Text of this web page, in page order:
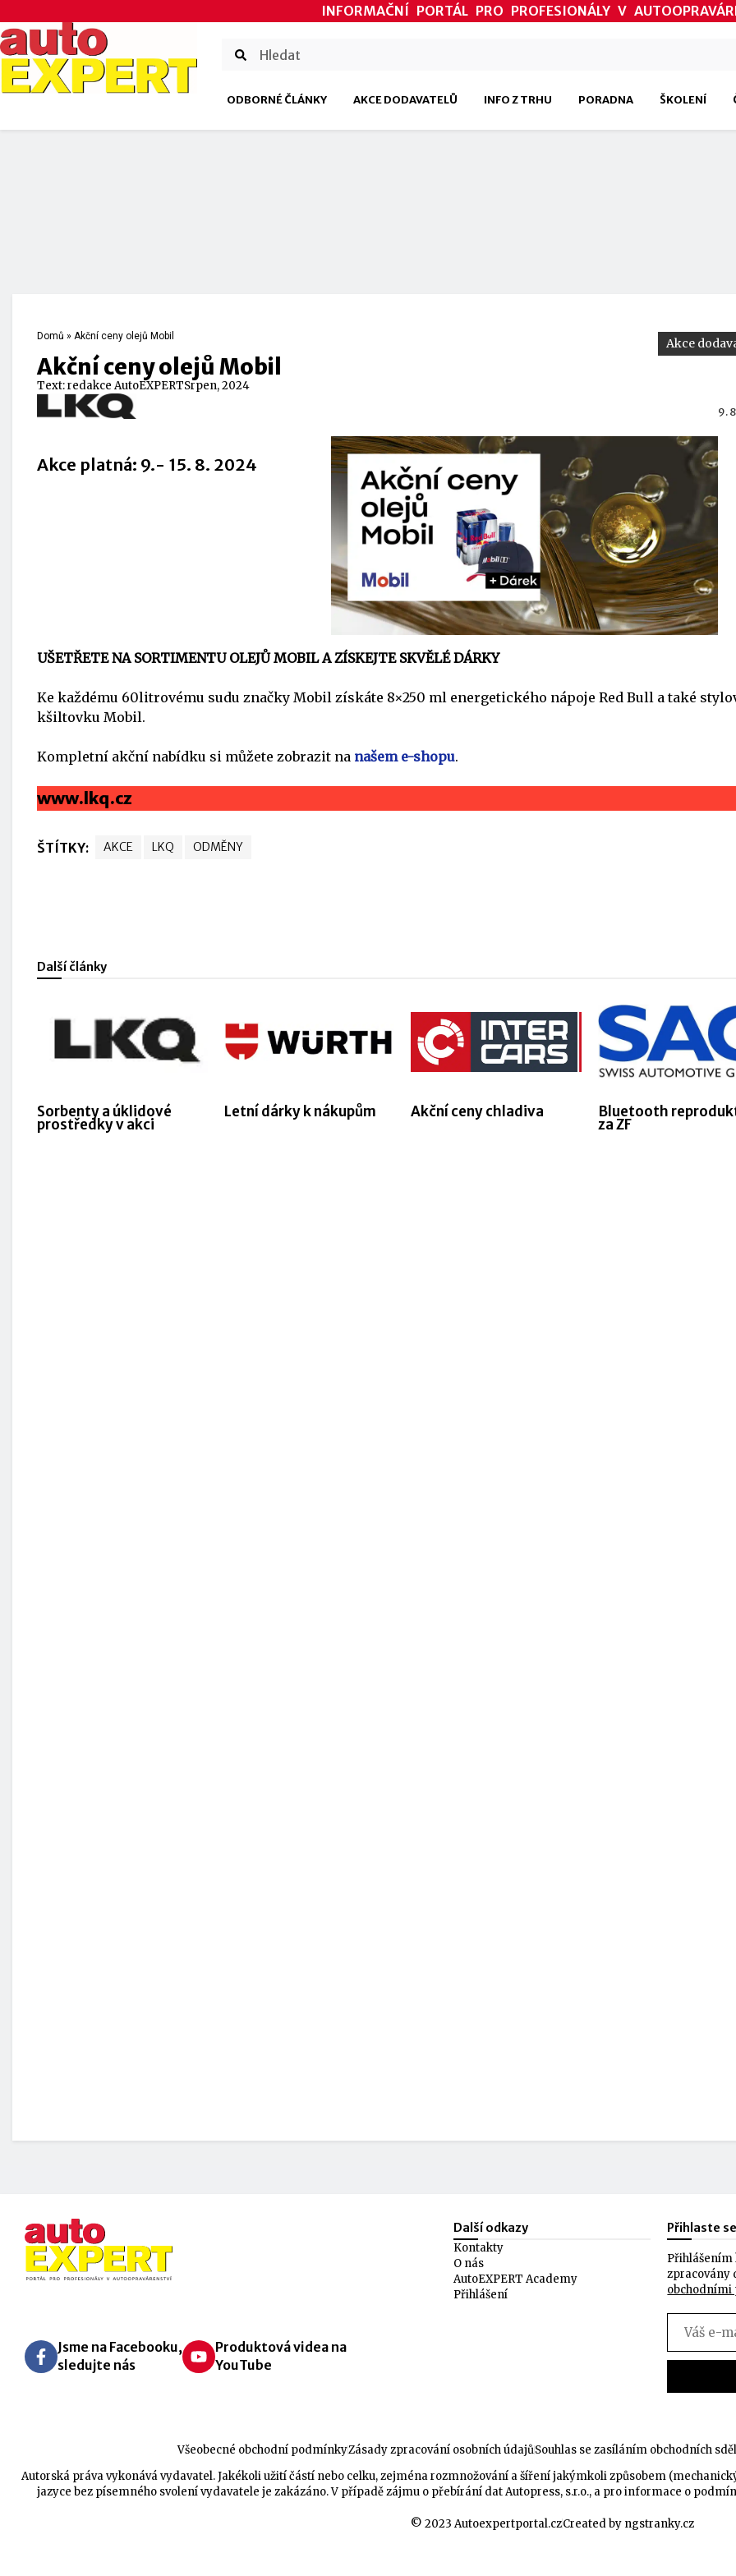
INFORMAČNÍ PORTÁL PRO PROFESIONÁLY V
ODBORNÉ ČLÁNKY AKCE DODAVATELŮ INFO Z TRHU PORADNA ŠKOLENÍ
Domů » Akční ceny olejů Mobil
Akční ceny olejů Mobil
Akce
Text:redakce AutoEXPERTSrpen, 2024
9.
Akce platná: 9.- 15. 8. 2024
UŠETŘETE NA SORTIMENTU OLEJŮ MOBIL A ZÍSKEJTE SKVĚLÉ DÁRKY
Ke každému 60litrovému sudu značky Mobil získáte 8×250 ml energetického nápoje Red Bull a také
kšiltovku Mobil.
Kompletní akční nabídku si můžete zobrazit na našem e-shopu.
www.lkq.cz
ŠTÍTKY: AKCE LKQ ODMĚNY
Další články
Sorbenty a úklidové
prostředky v akci
Letní dárky k nákupům Akční ceny chladiva Bluetooth
za ZF
Další odkazy
Kontakty
O nás
AutoEXPERT Academy
Přihlášení
Přihlaste
Přihlášením
zpracovány
Jsme na Facebooku,
sledujte nás
Produktová videa na
YouTube
Všeobecné obchodní podmínkyZásady zpracování osobních údajůSouhlas se zasíláním obchodních
Autorská práva vykonává vydavatel. Jakékoli užití částí nebo celku, zejména rozmnožování a šíření jakýmkoli způsobem
jazyce bez písemného svolení vydavatele je zakázáno. V případě zájmu o přebírání dat Autopress, s.r.o., a pro informace o
© 2023 Autoexpertportal.czCreated by ngstranky.cz